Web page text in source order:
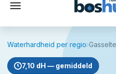
Waterhardheid per regio›Gasselte
7,10 dH — gemiddeld